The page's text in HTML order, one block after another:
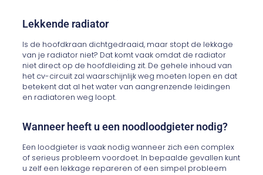
Lekkende radiator
Is de hoofdkraan dichtgedraaid, maar stopt de lekkage
van je radiator niet? Dat komt vaak omdat de radiator
niet direct op de hoofdleiding zit. De gehele inhoud van
het cv-circuit zal waarschijnlijk weg moeten lopen en dat
betekent dat al het water van aangrenzende leidingen
en radiatoren weg loopt.
Wanneer heeft u een noodloodgieter nodig?
Een loodgieter is vaak nodig wanneer zich een complex
of serieus probleem voordoet. In bepaalde gevallen kunt
u zelf een lekkage repareren of een simpel probleem